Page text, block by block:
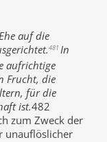
auf die
481 In
aufrichtige
Frucht, die
für die
ist.482
zum Zweck der
unauflöslicher